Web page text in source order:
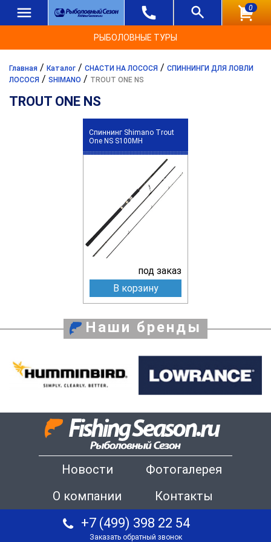
0
РЫБОЛОВНЫЕ ТУРЫ
Главная / Каталог / СНАСТИ НА ЛОСОСЯ / СПИННИНГИ ДЛЯ ЛОВЛИ
ЛОСОСЯ / SHIMANO / TROUT ONE NS
TROUT ONE NS
Спиннинг Shimano Trout
One NS S100MH
под заказ
В корзину
Наши бренды
Новости
Фотогалерея
О компании
Контакты
+7 (499) 398 22 54
Заказать обратный звонок